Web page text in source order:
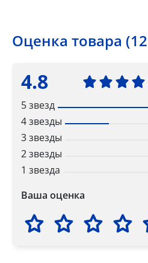
Оценка товара
4.8
5 звезд
4 звезды
3 звезды
2 звезды
1 звезда
Ваша оценка